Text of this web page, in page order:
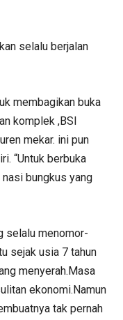
selalu berjalan
membagikan buka
komplek ,BSI
mekar. ini pun
“Untuk berbuka
bungkus yang
selalu menomor-
sejak usia 7 tahun
menyerah.Masa
ekonomi.Namun
tak pernah